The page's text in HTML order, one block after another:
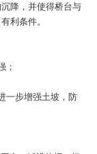
降，并使得桥台与
利条件。
；
一步增强土坡，防